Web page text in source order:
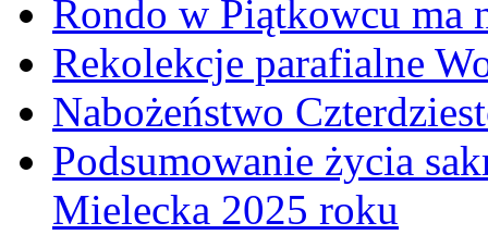
Rondo w Piątkowcu ma
Rekolekcje parafialne
Nabożeństwo
Podsumowanie życia
Mielecka 2025 roku